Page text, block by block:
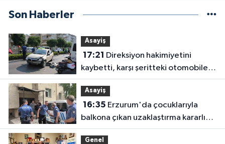
Son Haberler
Asayiş
17:21
kaybetti, karşı şeritteki otomobile
çarptı
Asayiş
16:35
balkona çıkan uzaklaştırma kararlı
koca ikna edildi
Genel